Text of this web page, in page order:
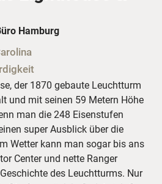
Hamburg
der 1870 gebaute Leuchtturm
und mit seinen 59 Metern Höhe
man die 248 Eisenstufen
super Ausblick über die
Wetter kann man sogar bis ans
Center und nette Ranger
des Leuchtturms. Nur